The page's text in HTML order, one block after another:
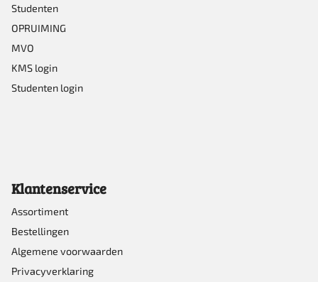
Studenten
OPRUIMING
MVO
KMS login
Studenten login
Klantenservice
Assortiment
Bestellingen
Algemene voorwaarden
Privacyverklaring